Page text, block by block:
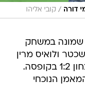
דורה / קובי אליהו
שמונה במשחק
אז איתי שכטר ולואיס מרין
העניקו למאמנם לותר מתיאוס ניצחון 1:2 בקופסה.
הנוכחי